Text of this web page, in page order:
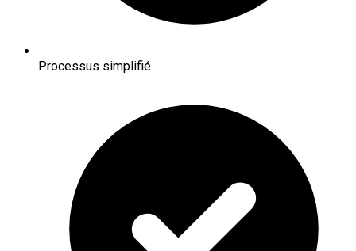
Processus simplifié